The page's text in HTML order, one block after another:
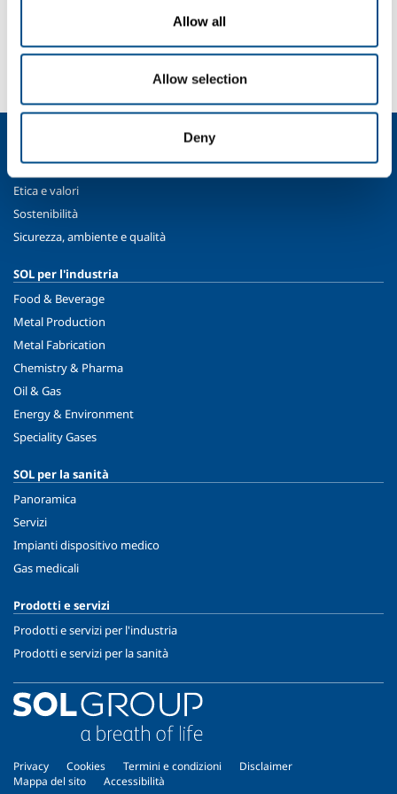
Allow all
Allow selection
Deny
informazioni?
Profilo aziendale
Etica e valori
Sostenibilità
Sicurezza, ambiente e qualità
SOL per l'industria
Food & Beverage
Metal Production
Metal Fabrication
Chemistry & Pharma
Oil & Gas
Energy & Environment
Speciality Gases
SOL per la sanità
Panoramica
Servizi
Impianti dispositivo medico
Gas medicali
Prodotti e servizi
Prodotti e servizi per l'industria
Prodotti e servizi per la sanità
Privacy Cookies Termini e condizioni
Disclaimer
Mappa del sito
Accessibilità